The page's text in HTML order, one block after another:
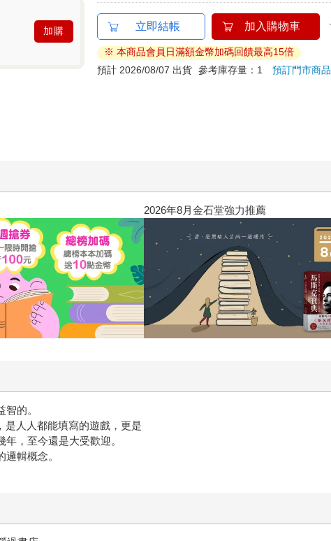
加購 立即結帳 加入購物車
※ 本商品會員日滿額金幣加碼回饋最高15倍
預計 2026/08/07 出貨 參考庫存量：1預訂門市商品
2026年8月金石堂強力推薦
的。
人人都能填寫的遊戲，更是
，至今還是大受歡迎。
輯概念。